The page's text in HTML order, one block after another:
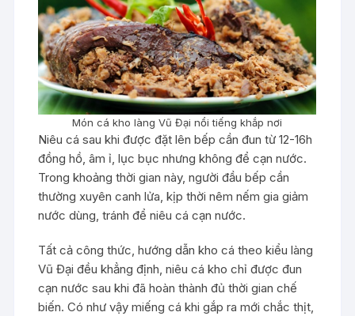
Món cá kho làng Vũ Đại nổi tiếng khắp nơi
Niêu cá sau khi được đặt lên bếp cần đun từ 12-16h
đồng hồ, âm ỉ, lục bục nhưng không để cạn nước.
Trong khoảng thời gian này, người đầu bếp cần
thường xuyên canh lửa, kịp thời nêm nếm gia giảm
nước dùng, tránh để niêu cá cạn nước.
Tất cả công thức, hướng dẫn kho cá theo kiểu làng
Vũ Đại đều khẳng định, niêu cá kho chỉ được đun
cạn nước sau khi đã hoàn thành đủ thời gian chế
biến. Có như vậy miếng cá khi gắp ra mới chắc thịt,